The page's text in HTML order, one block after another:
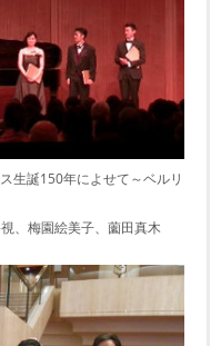
誕150年によせて～ベルリ
、梅園絵美子、薗田真木